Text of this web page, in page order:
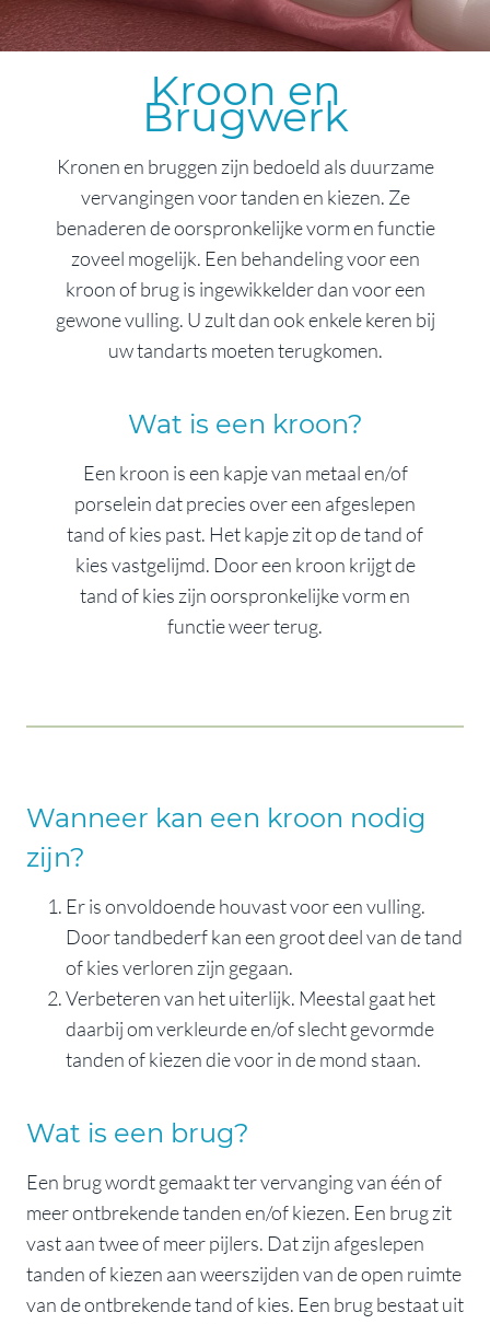
Kroon en
Brugwerk
Kronen en bruggen zijn bedoeld als duurzame
vervangingen voor tanden en kiezen. Ze
benaderen de oorspronkelijke vorm en functie
zoveel mogelijk. Een behandeling voor een
kroon of brug is ingewikkelder dan voor een
gewone vulling. U zult dan ook enkele keren bij
uw tandarts moeten terugkomen.
Wat is een kroon?
Een kroon is een kapje van metaal en/of
porselein dat precies over een afgeslepen
tand of kies past. Het kapje zit op de tand of
kies vastgelijmd. Door een kroon krijgt de
tand of kies zijn oorspronkelijke vorm en
functie weer terug.
Wanneer kan een kroon nodig
zijn?
Er is onvoldoende houvast voor een vulling.
Door tandbederf kan een groot deel van de tand
of kies verloren zijn gegaan.
Verbeteren van het uiterlijk. Meestal gaat het
daarbij om verkleurde en/of slecht gevormde
tanden of kiezen die voor in de mond staan.
Wat is een brug?
Een brug wordt gemaakt ter vervanging van één of
meer ontbrekende tanden en/of kiezen. Een brug zit
vast aan twee of meer pijlers. Dat zijn afgeslepen
tanden of kiezen aan weerszijden van de open ruimte
van de ontbrekende tand of kies. Een brug bestaat uit